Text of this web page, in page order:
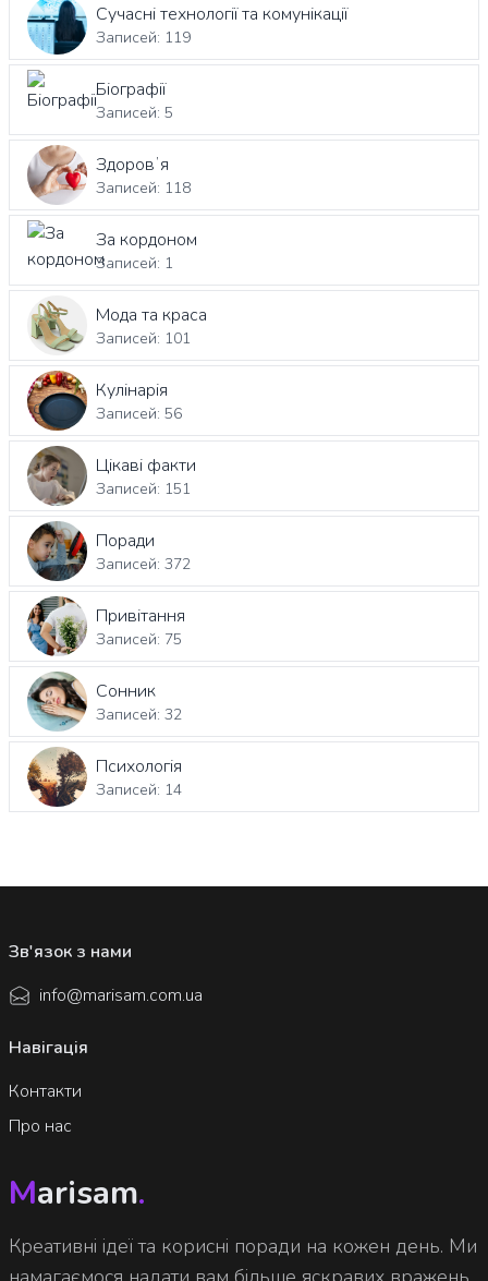
Сучасні технології та комунікації
Записей: 119
Біографії
Записей: 5
Здоровʼя
Записей: 118
За кордоном
Записей: 1
Мода та краса
Записей: 101
Кулінарія
Записей: 56
Цікаві факти
Записей: 151
Поради
Записей: 372
Привітання
Записей: 75
Сонник
Записей: 32
Психологія
Записей: 14
Marisam.
Креативні ідеї та корисні поради на кожен день. Ми
Навігація
Контакти
Про нас
Зв'язок з нами
info@marisam.com.ua